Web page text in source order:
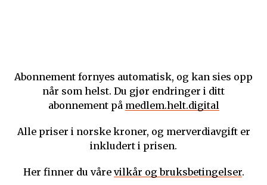
Abonnement fornyes automatisk, og kan sies opp
når som helst. Du gjør endringer i ditt
abonnement på medlem.helt.digital
Alle priser i norske kroner, og merverdiavgift er
inkludert i prisen.
Her finner du våre vilkår og bruksbetingelser.